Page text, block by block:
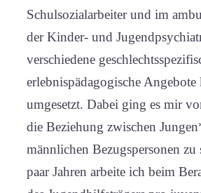
Schulsozialarbeiter und im
der Kinder- und
verschiedene
erlebnispädagogische
umgesetzt. Dabei ging es mir
die Beziehung zwischen
männlichen Bezugspersonen zu
paar Jahren arbeite ich beim